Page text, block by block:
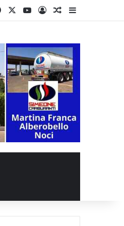
FacebookYou TubeAccediUn articolo a